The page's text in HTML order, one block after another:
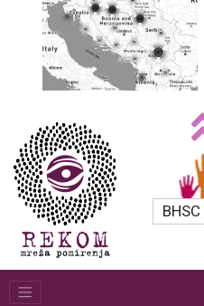
BHSC